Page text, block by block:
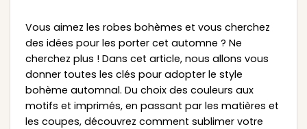
Vous aimez les robes bohèmes et vous cherchez
des idées pour les porter cet automne ? Ne
cherchez plus ! Dans cet article, nous allons vous
donner toutes les clés pour adopter le style
bohème automnal. Du choix des couleurs aux
motifs et imprimés, en passant par les matières et
les coupes, découvrez comment sublimer votre